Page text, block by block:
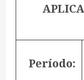
Período: